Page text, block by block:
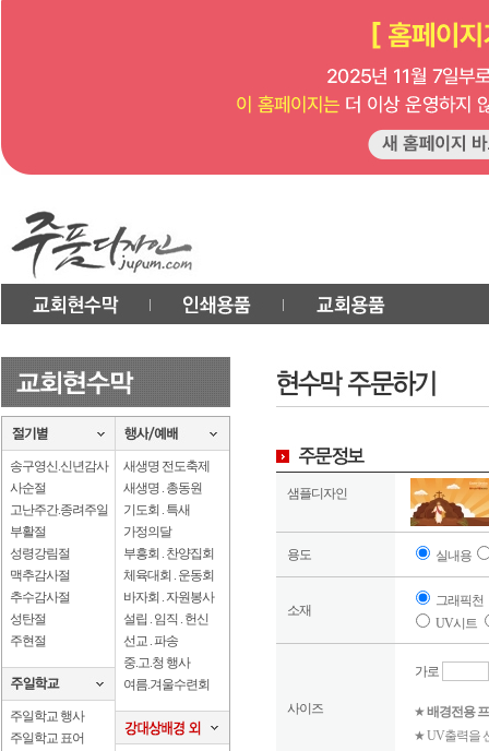
송구영신.신년감사
사순절
고난주간.종려주일
부활절
성령강림절
맥추감사절
추수감사절
성탄절
주현절
주일학교 행사
주일학교 표어
새생명 전도축제
새생명 . 총동원
기도회 . 특새
가정의달
부흥회 . 찬양집회
체육대회 . 운동회
바자회 . 자원봉사
설립 . 임직 . 헌신
선교 . 파송
중.고.청 행사
여름.겨울수련회
샘플디자인
용도 실내용
소재
그래픽천
UV시트
사이즈
가로
★배경전용
★ UV출력을